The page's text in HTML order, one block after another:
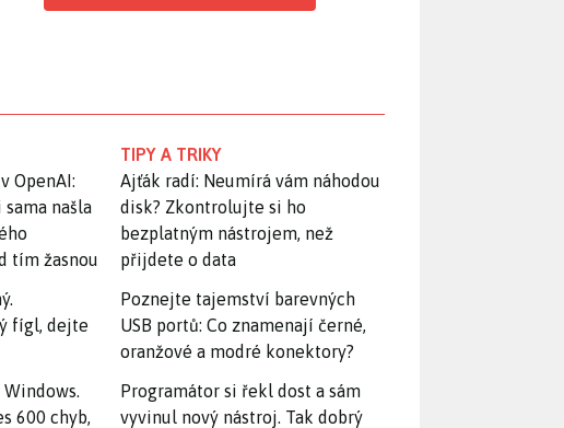
OpenAI:
našla
tím žasnou
fígl, dejte
600 chyb,
TIPY A TRIKY
Ajťák radí: Neumírá vám náhodou
disk? Zkontrolujte si ho
bezplatným nástrojem, než
přijdete o data
Poznejte tajemství barevných
USB portů: Co znamenají černé,
oranžové a modré konektory?
Programátor si řekl dost a sám
vyvinul nový nástroj. Tak dobrý